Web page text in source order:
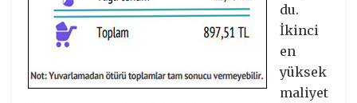
du.
İkinci
en
yüksek
maliyet